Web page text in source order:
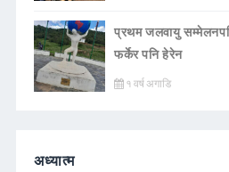
प्रथम जलवायु
फर्केर पनि हेरेन
१ वर्ष अगाडि
अध्यात्म